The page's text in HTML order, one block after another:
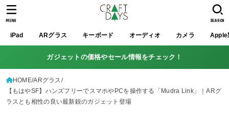
iPad ARグラス キーボード オーディオ カメラ Apple
SEARCH
MENU
ガジェットの価格やセール情報をチェック！
HOME ARグラス
【もはやSF】ハンズフリーでスマホやPCを操作する「Mudra Link」｜ARグ
ラスとも相性の良い最新鋭のガジェット登場